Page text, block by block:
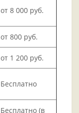
от 8 000 руб.
от 800 руб.
от 1 200 руб.
Бесплатно
Бесплатно (в